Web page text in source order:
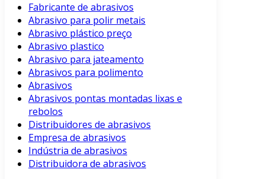
Fabricante de abrasivos
Abrasivo para polir metais
Abrasivo plástico preço
Abrasivo plastico
Abrasivo para jateamento
Abrasivos para polimento
Abrasivos
Abrasivos pontas montadas lixas e
rebolos
Distribuidores de abrasivos
Empresa de abrasivos
Indústria de abrasivos
Distribuidora de abrasivos